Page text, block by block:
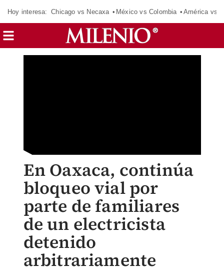
Hoy interesa: Chicago vs Necaxa México vs Colombia América vs
En Oaxaca, continúa
bloqueo vial por
parte de familiares
de un electricista
detenido
arbitrariamente